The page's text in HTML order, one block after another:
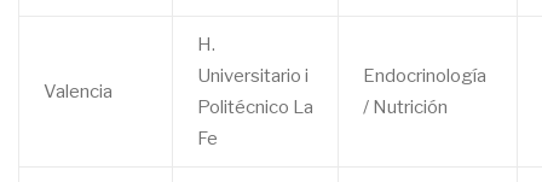
Valencia
H.
Universitario i
Politécnico La
Fe
Endocrinología
/ Nutrición